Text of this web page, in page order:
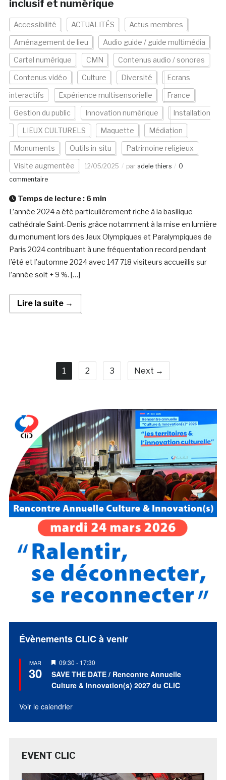
inclusif et numérique
Accessibilité ACTUALITÉS Actus membres
Aménagement de lieu Audio guide / guide multimédia
Cartel numérique CMN Contenus audio / sonores
Contenus vidéo Culture Diversité Ecrans
interactifs Expérience multisensorielle France
Gestion du public Innovation numérique Installation
LIEUX CULTURELS Maquette Médiation
Monuments Outils in-situ Patrimoine religieux
Visite augmentée 12/05/2025 par adele thiers
0
commentaire
Temps de lecture : 6 min
L’année 2024 a été particulièrement riche à la basilique
cathédrale Saint-Denis grâce notamment à la mise en lumière
du monument lors des Jeux Olympiques et Paralympiques de
Paris 2024 contribuant à une fréquentation record pendant
l’été et l’automne 2024 avec 147 718 visiteurs accueillis sur
l’année soit + 9 %. […]
Lire la suite →
1 2 3 Next →
Évènements CLIC à venir
MAR
30
Mis
en
avant
09:30 - 17:30
SAVE THE DATE / Rencontre Annuelle
Culture & Innovation(s) 2027 du CLIC
Voir le calendrier
EVENT CLIC